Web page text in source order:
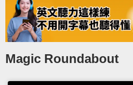
Magic Roundabout